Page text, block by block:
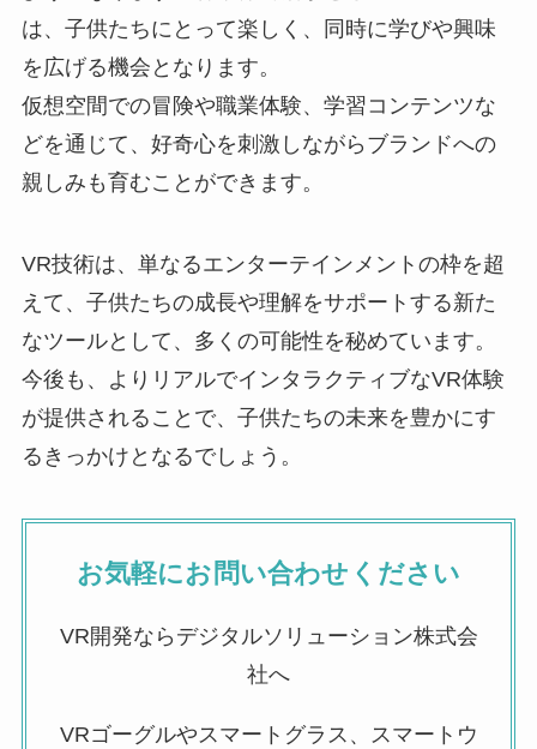
は、子供たちにとって楽しく、同時に学びや興味
を広げる機会となります。
仮想空間での冒険や職業体験、学習コンテンツな
どを通じて、好奇心を刺激しながらブランドへの
親しみも育むことができます。
VR技術は、単なるエンターテインメントの枠を超
えて、子供たちの成長や理解をサポートする新た
なツールとして、多くの可能性を秘めています。
今後も、よりリアルでインタラクティブなVR体験
が提供されることで、子供たちの未来を豊かにす
るきっかけとなるでしょう。
お気軽にお問い合わせください
VR開発ならデジタルソリューション株式会
社へ
VRゴーグルやスマートグラス、スマートウ